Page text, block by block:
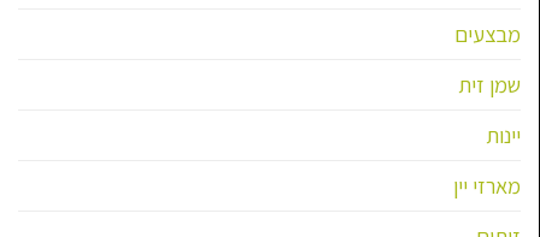
מבצעים
שמן זית
יינות
מארזי יין